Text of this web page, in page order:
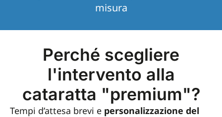
misura
Perché scegliere
l'intervento alla
cataratta "premium"?
Tempi d’attesa brevi e personalizzazione del